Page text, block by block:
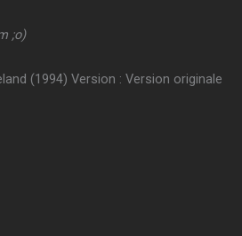
;o)
(1994) Version : Version originale